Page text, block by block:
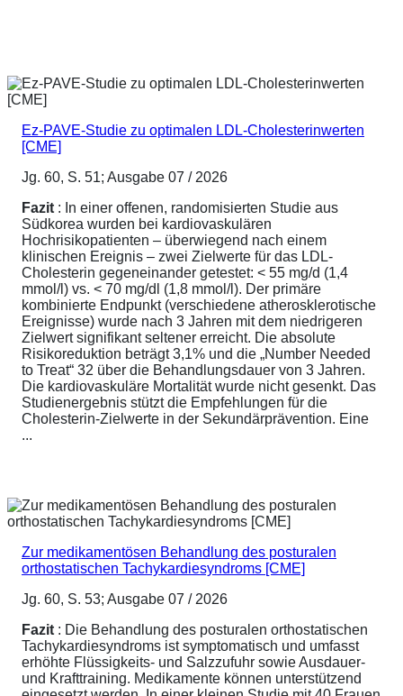
Ez-PAVE-Studie zu optimalen LDL-Cholesterinwerten
[CME]
Jg. 60, S. 51; Ausgabe 07 / 2026
Fazit : In einer offenen, randomisierten Studie aus
Südkorea wurden bei kardiovaskulären
Hochrisikopatienten – überwiegend nach einem
klinischen Ereignis – zwei Zielwerte für das LDL-
Cholesterin gegeneinander getestet: < 55 mg/d (1,4
mmol/l) vs. < 70 mg/dl (1,8 mmol/l). Der primäre
kombinierte Endpunkt (verschiedene atherosklerotische
Ereignisse) wurde nach 3 Jahren mit dem niedrigeren
Zielwert signifikant seltener erreicht. Die absolute
Risikoreduktion beträgt 3,1% und die „Number Needed
to Treat“ 32 über die Behandlungsdauer von 3 Jahren.
Die kardiovaskuläre Mortalität wurde nicht gesenkt. Das
Studienergebnis stützt die Empfehlungen für die
Cholesterin-Zielwerte in der Sekundärprävention. Eine
...
Zur medikamentösen Behandlung des posturalen
orthostatischen Tachykardiesyndroms [CME]
Jg. 60, S. 53; Ausgabe 07 / 2026
Fazit : Die Behandlung des posturalen orthostatischen
Tachykardiesyndroms ist symptomatisch und umfasst
erhöhte Flüssigkeits- und Salzzufuhr sowie Ausdauer-
und Krafttraining. Medikamente können unterstützend